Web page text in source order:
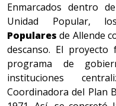
Enmarcados dentro
Unidad Popular,
Populares de Allende
descanso. El
programa de
instituciones
Coordinadora del Plan